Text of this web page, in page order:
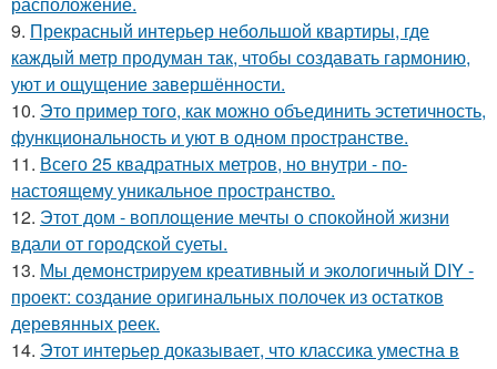
9. Прекрасный интерьер небольшой квартиры, где
каждый метр продуман так, чтобы создавать гармонию,
уют и ощущение завершённости.
10. Это пример того, как можно объединить эстетичность,
функциональность и уют в одном пространстве.
11. Всего 25 квадратных метров, но внутри - по-
настоящему уникальное пространство.
12. Этот дом - воплощение мечты о спокойной жизни
вдали от городской суеты.
13. Мы демонстрируем креативный и экологичный DIY -
проект: создание оригинальных полочек из остатков
деревянных реек.
14. Этот интерьер доказывает, что классика уместна в